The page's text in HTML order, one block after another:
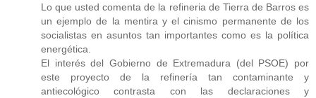
Lo que usted comenta de la refineria de Tierra de Barros es
un ejemplo de la mentira y el cinismo permanente de los
socialistas en asuntos tan importantes como es la política
energética.
El interés del Gobierno de Extremadura (del PSOE) por
este proyecto de la refinería tan contaminante y
antiecológico contrasta con las declaraciones y